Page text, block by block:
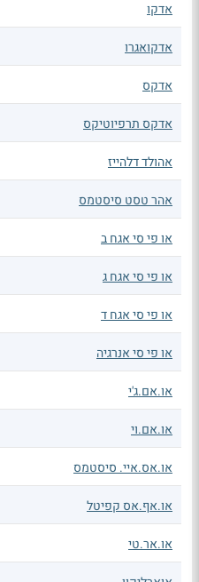
אדקו
אדקואגרו
אדקס
אדקס תרפיוטיקס
אהולד דלהייז
אהר טסט סיסטמס
או פי סי אגח ב
או פי סי אגח ג
או פי סי אגח ד
או פי סי אנרגיה
או.אם.ג'י
או.אם.וי
או.אס.איי. סיסטמס
או.אף.אס קפיטל
או.אר.טי